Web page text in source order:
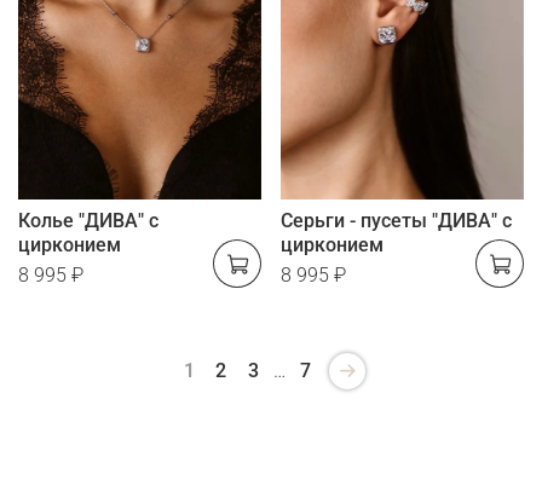
Колье "ДИВА" с
цирконием
8 995 ₽
Серьги - пусеты "ДИВА" с
цирконием
8 995 ₽
1 2 3 … 7